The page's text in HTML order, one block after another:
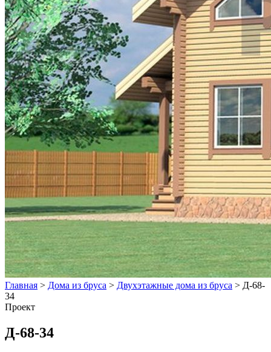
Главная > Дома из бруса > Двухэтажные дома из бруса > Д-68-
34
Проект
Д-68-34